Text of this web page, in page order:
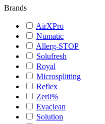
Brands
AirXPro
Numatic
Allerg-STOP
Solufresh
Royal
Microsplitting
Reflex
Zer0%
Evaclean
Solution